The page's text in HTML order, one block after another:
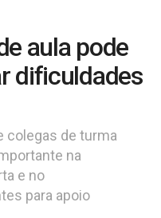
aula pode
dificuldades
colegas de turma
na
e no
para apoio